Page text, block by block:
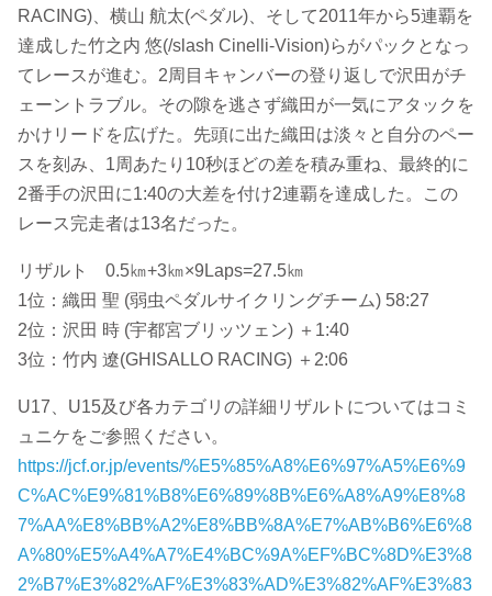
RACING)、横山 航太(ペダル)、そして2011年から5連覇を
達成した竹之内 悠(/slash Cinelli-Vision)らがパックとなっ
てレースが進む。2周目キャンバーの登り返しで沢田がチ
ェーントラブル。その隙を逃さず織田が一気にアタックを
かけリードを広げた。先頭に出た織田は淡々と自分のペー
スを刻み、1周あたり10秒ほどの差を積み重ね、最終的に
2番手の沢田に1:40の大差を付け2連覇を達成した。この
レース完走者は13名だった。
リザルト 0.5㎞+3㎞×9Laps=27.5㎞
1位：織田 聖 (弱虫ペダルサイクリングチーム) 58:27
2位：沢田 時 (宇都宮ブリッツェン) ＋1:40
3位：竹内 遼(GHISALLO RACING) ＋2:06
U17、U15及び各カテゴリの詳細リザルトについてはコミ
ュニケをご参照ください。
https://jcf.or.jp/events/%E5%85%A8%E6%97%A5%E6%9
C%AC%E9%81%B8%E6%89%8B%E6%A8%A9%E8%8
7%AA%E8%BB%A2%E8%BB%8A%E7%AB%B6%E6%8
A%80%E5%A4%A7%E4%BC%9A%EF%BC%8D%E3%8
2%B7%E3%82%AF%E3%83%AD%E3%82%AF%E3%83